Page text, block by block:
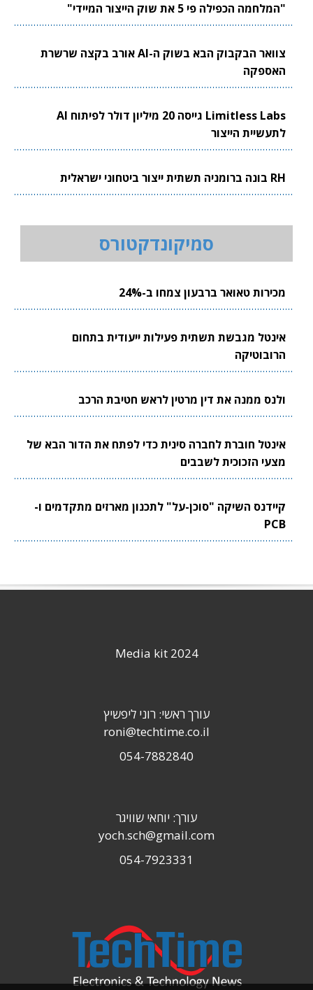
"המלחמה הכפילה פי 5 את שוק הייצור המיידי"
צוואר הבקבוק הבא בשוק ה-AI אורב בקצה שרשרת
האספקה
Limitless Labs גייסה 20 מיליון דולר לפיתוח AI
לתעשיית הייצור
RH בונה ברומניה תשתית ייצור ביטחוני ישראלית
סמיקונדקטורס
מכירות טאואר ברבעון צמחו ב-24%
אינטל מגבשת תשתית פעילות ייעודית בתחום
הרובוטיקה
ולנס ממנה את דין מרטין לראש חטיבת הרכב
אינטל חוברת לחברה סינית כדי לפתח את הדור הבא של
מצעי הזכוכית לשבבים
קיידנס השיקה "סוכן-על" לתכנון מארזים מתקדמים ו-
PCB
Media kit 2024
עורך ראשי: רוני ליפשיץ
roni@techtime.co.il
054-7882840
עורך: יוחאי שוויגר
yoch.sch@gmail.com
054-7923331